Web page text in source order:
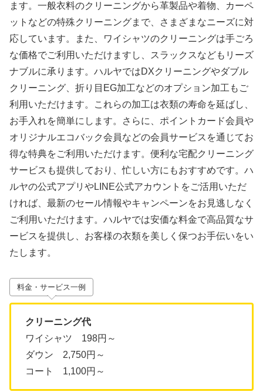
ます。一般衣料のクリーニングから革製品や着物、カーペ
ットなどの特殊クリーニングまで、さまざまなニーズに対
応しています。また、ワイシャツのクリーニングは手ごろ
な価格でご利用いただけますし、スラックスなどもリーズ
ナブルに承ります。ハルヤではDXクリーニングやダブル
クリーニング、折り目EG加工などのオプション加工もご
利用いただけます。これらの加工は衣類の寿命を延ばし、
お手入れを簡単にします。さらに、ポイントカード会員や
オリジナルエコバック会員などの会員サービスを通じてお
得な特典をご利用いただけます。便利な宅配クリーニング
サービスも提供しており、忙しい方にもおすすめです。ハ
ルヤの公式アプリやLINE公式アカウントをご活用いただ
ければ、最新のセール情報やキャンペーンをお見逃しなく
ご利用いただけます。ハルヤでは安価な料金で高品質なサ
ービスを提供し、お客様の衣類を美しく保つお手伝いをい
たします。
料金・サービス一例
クリーニング代
ワイシャツ 198円～
ダウン 2,750円～
コート 1,100円～